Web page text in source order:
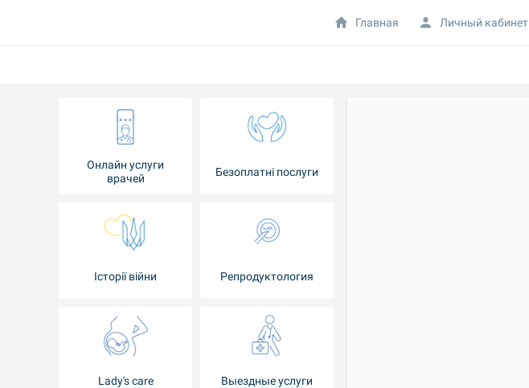
Онлайн услуги
врачей
Безоплатні послуги
Iсторії війни Репродуктология
Lady's care Выездные услуги
Главная Личный кабинет